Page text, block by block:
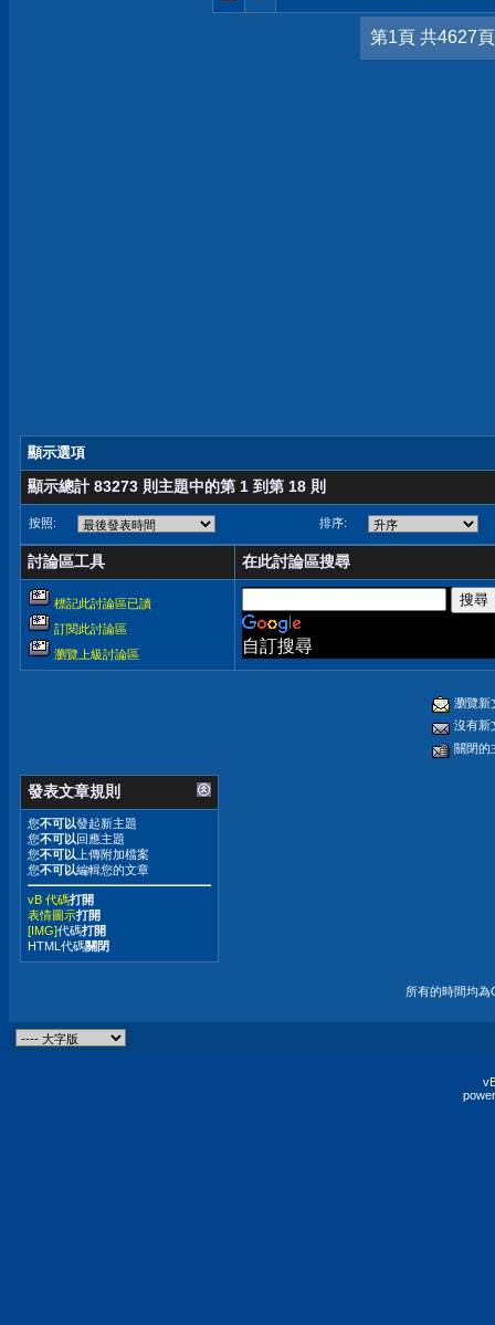
第1頁 共4627頁
顯示選項
顯示總計 83273 則主題中的第 1 到第 18 則
按照: 排序:
討論區工具 在此討論區搜尋
標記此討論區已讀
訂閱此討論區
瀏覽上級討論區
自訂搜尋
瀏覽新
沒有新
關閉的
發表文章規則
您不可以發起新主題
您不可以回應主題
您不可以 上傳附加檔案
您不可以編輯您的文章
vB 代碼打開
表情圖示打開
[IMG]代碼打開
HTML代碼關閉
所有的時間均為